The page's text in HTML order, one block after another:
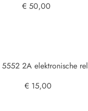
€ 50,00
2A elektronische
€ 15,00